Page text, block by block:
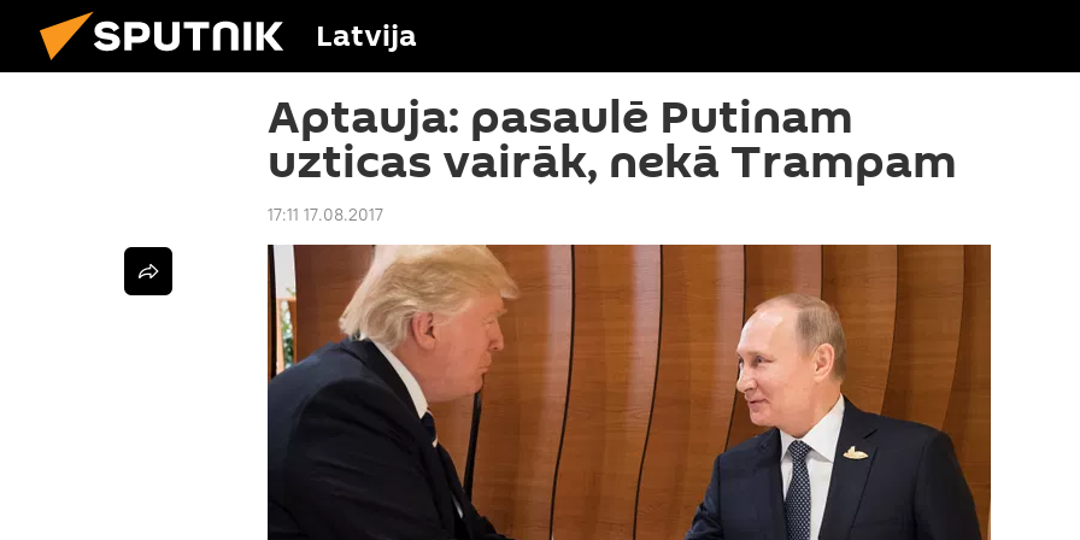
Latvija
Aptauja: pasaulē Putinam
uzticas vairāk, nekā Trampam
17:11 17.08.2017